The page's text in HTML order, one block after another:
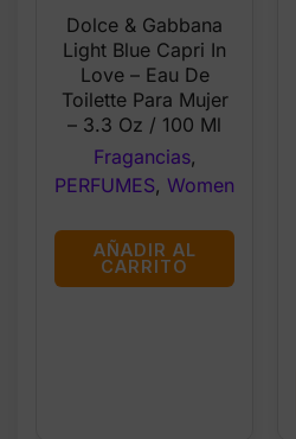
price
was:
$152.15.
is:
Dolce & Gabbana
Light Blue Capri In
Love – Eau De
Toilette Para Mujer
– 3.3 Oz / 100 Ml
Fragancias,
PERFUMES, Women
AÑADIR AL
CARRITO